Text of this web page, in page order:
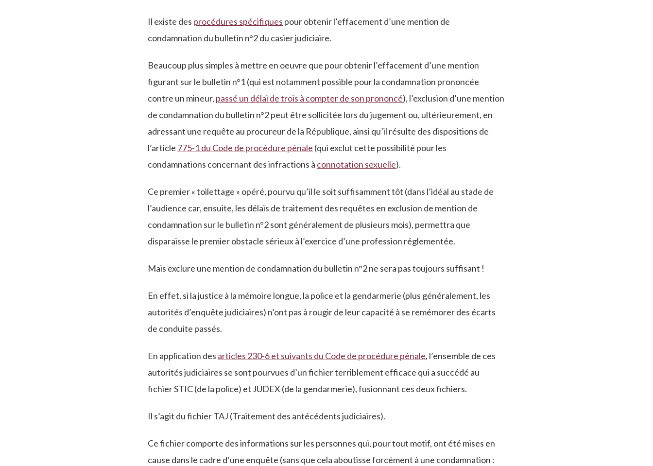
Il existe des procédures spécifiques pour obtenir l’effacement d’une mention de
condamnation du bulletin n°2 du casier judiciaire.
Beaucoup plus simples à mettre en oeuvre que pour obtenir l’effacement d’une mention
figurant sur le bulletin n°1 (qui est notamment possible pour la condamnation prononcée
contre un mineur, passé un délai de trois à compter de son prononcé), l’exclusion d’une mention
de condamnation du bulletin n°2 peut être sollicitée lors du jugement ou, ultérieurement, en
adressant une requête au procureur de la République, ainsi qu’il résulte des dispositions de
l’article 775-1 du Code de procédure pénale (qui exclut cette possibilité pour les
condamnations concernant des infractions à connotation sexuelle).
Ce premier « toilettage » opéré, pourvu qu’il le soit suffisamment tôt (dans l’idéal au stade de
l’audience car, ensuite, les délais de traitement des requêtes en exclusion de mention de
condamnation sur le bulletin n°2 sont généralement de plusieurs mois), permettra que
disparaisse le premier obstacle sérieux à l’exercice d’une profession réglementée.
Mais exclure une mention de condamnation du bulletin n°2 ne sera pas toujours suffisant !
En effet, si la justice à la mémoire longue, la police et la gendarmerie (plus généralement, les
autorités d’enquête judiciaires) n’ont pas à rougir de leur capacité à se remémorer des écarts
de conduite passés.
En application des articles 230-6 et suivants du Code de procédure pénale, l’ensemble de ces
autorités judiciaires se sont pourvues d’un fichier terriblement efficace qui a succédé au
fichier STIC (de la police) et JUDEX (de la gendarmerie), fusionnant ces deux fichiers.
Il s’agit du fichier TAJ (Traitement des antécédents judiciaires).
Ce fichier comporte des informations sur les personnes qui, pour tout motif, ont été mises en
cause dans le cadre d’une enquête (sans que cela aboutisse forcément à une condamnation :